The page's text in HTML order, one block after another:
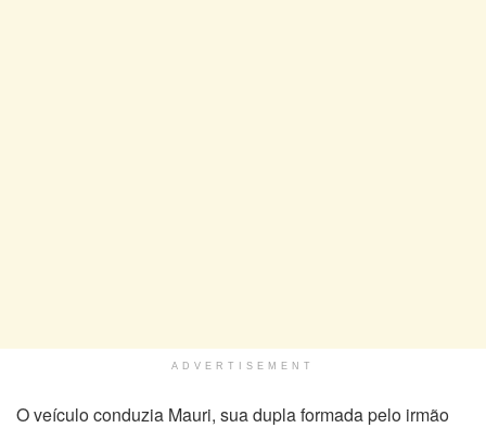
ADVERTISEMENT
O veículo conduzia Mauri, sua dupla formada pelo irmão